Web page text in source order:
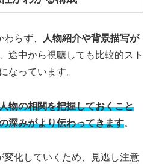
らず、
人物紹介や背景描写が
途中から視聴しても比較的スト
なっています。
物の相関を把握しておくこと
深みがより伝わってきます。
化していくため、見逃し注意